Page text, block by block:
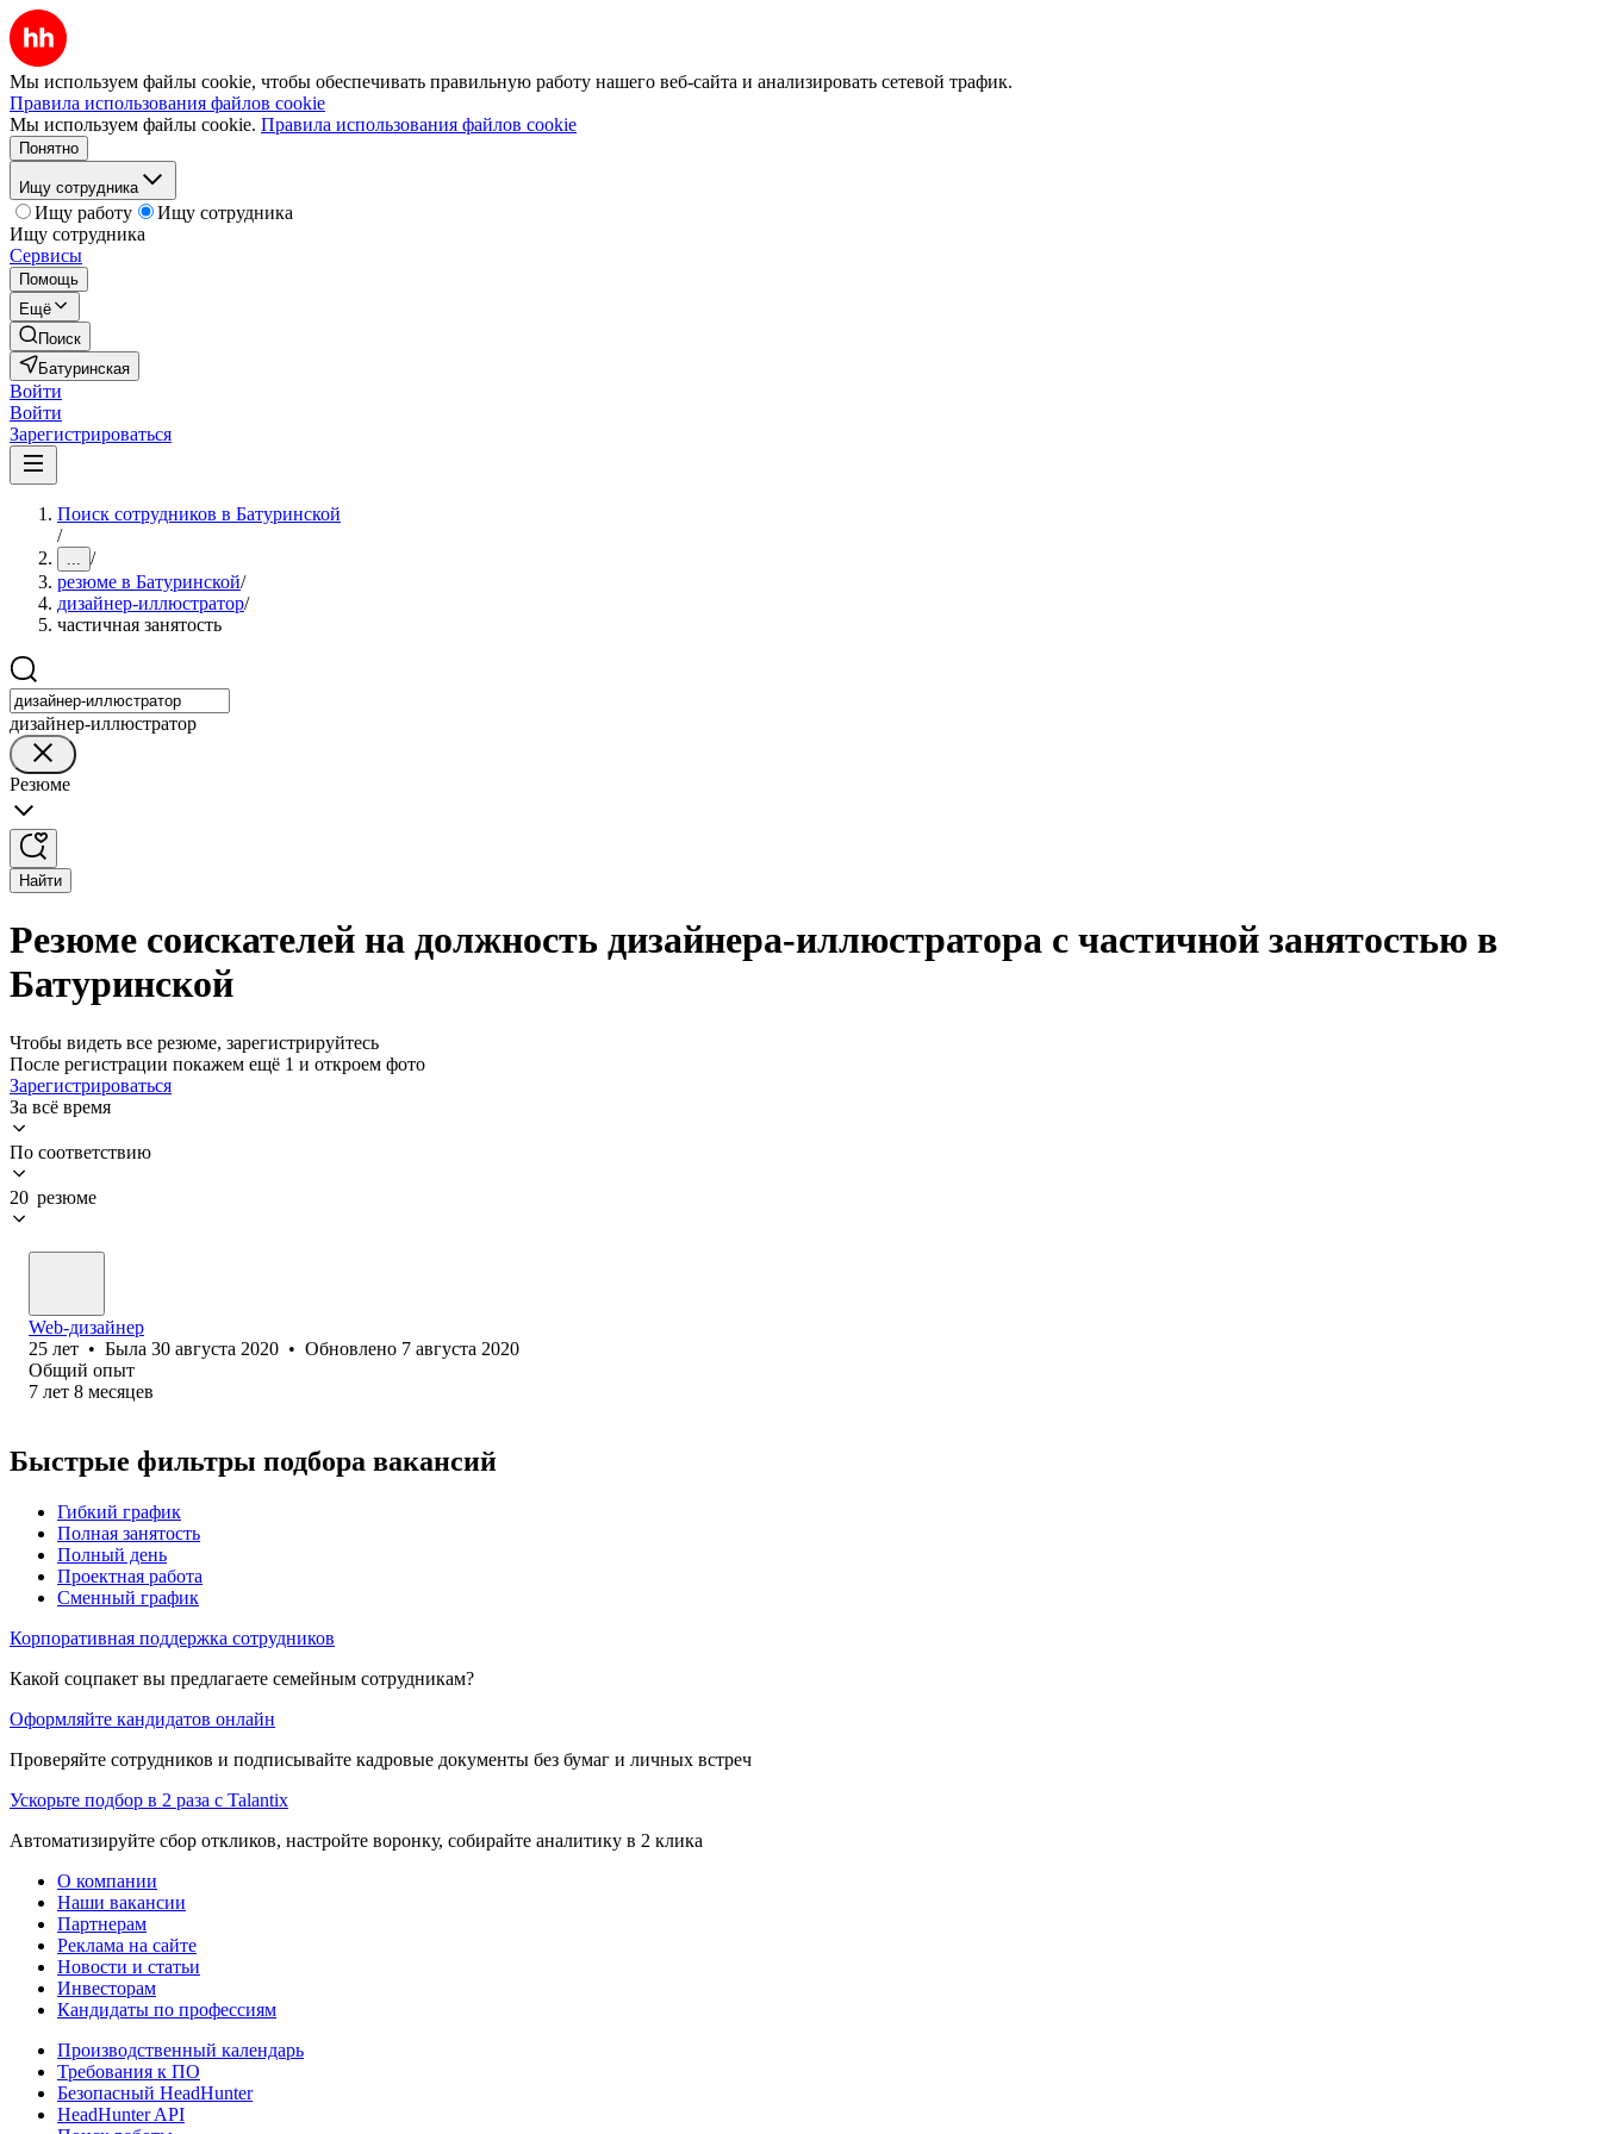
Мы используем файлы cookie, чтобы обеспечивать правильную работу нашего веб-сайта и анализировать сетевой трафик.
Правила использования файлов cookie
Мы используем файлы cookie. Правила использования файлов cookie
Понятно
Ищу сотрудника
Ищу работу
Ищу сотрудника
Ищу сотрудника
Сервисы
Помощь
Ещё
Поиск
Батуринская
Войти
Войти
Зарегистрироваться
Поиск сотрудников в Батуринской
/
... /
резюме в Батуринской/
дизайнер-иллюстратор/
частичная занятость
дизайнер-иллюстратор
Резюме
Найти
Резюме соискателей на должность дизайнера-иллюстратора с частичной занятостью в
Батуринской
Чтобы видеть все резюме, зарегистрируйтесь
После регистрации покажем ещё 1 и откроем фото
Зарегистрироваться
За всё время
По соответствию
20 резюме
Web-дизайнер
25 лет • Была 30 августа 2020 • Обновлено 7 августа 2020
Общий опыт
7 лет 8 месяцев
Быстрые фильтры подбора вакансий
Гибкий график
Полная занятость
Полный день
Проектная работа
Сменный график
Корпоративная поддержка сотрудников
Какой соцпакет вы предлагаете семейным сотрудникам?
Оформляйте кандидатов онлайн
Проверяйте сотрудников и подписывайте кадровые документы без бумаг и личных встреч
Ускорьте подбор в 2 раза с Talantix
Автоматизируйте сбор откликов, настройте воронку, собирайте аналитику в 2 клика
О компании
Наши вакансии
Партнерам
Реклама на сайте
Новости и статьи
Инвесторам
Кандидаты по профессиям
Производственный календарь
Требования к ПО
Безопасный HeadHunter
HeadHunter API